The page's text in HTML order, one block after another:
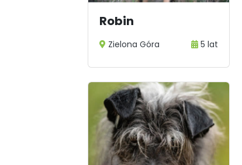
Robin
Zielona Góra 5 lat